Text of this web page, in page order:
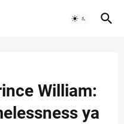
William:
ya